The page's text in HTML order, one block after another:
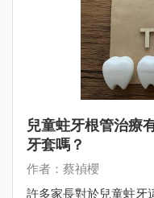
兒童蛀牙根管治療
牙套嗎？
作者：蔡禎櫻
許多家長對於兒童蛀牙